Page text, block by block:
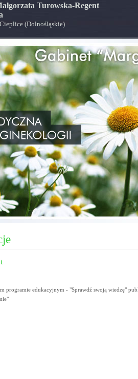
Turowska-Regent
(Dolnośląskie)
programie edukacyjnym - "Sprawdź swoją wiedzę"